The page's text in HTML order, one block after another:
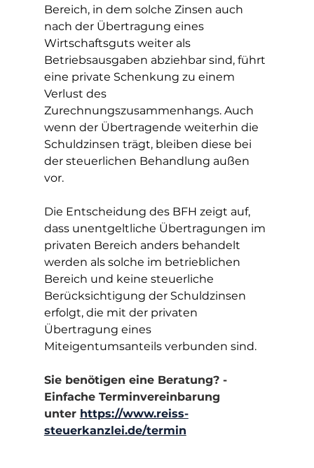
Bereich, in dem solche Zinsen auch
nach der Übertragung eines
Wirtschaftsguts weiter als
Betriebsausgaben abziehbar sind, führt
eine private Schenkung zu einem
Verlust des
Zurechnungszusammenhangs. Auch
wenn der Übertragende weiterhin die
Schuldzinsen trägt, bleiben diese bei
der steuerlichen Behandlung außen
vor.
Die Entscheidung des BFH zeigt auf,
dass unentgeltliche Übertragungen im
privaten Bereich anders behandelt
werden als solche im betrieblichen
Bereich und keine steuerliche
Berücksichtigung der Schuldzinsen
erfolgt, die mit der privaten
Übertragung eines
Miteigentumsanteils verbunden sind.
Sie benötigen eine Beratung? -
Einfache Terminvereinbarung
unter https://www.reiss-
steuerkanzlei.de/termin